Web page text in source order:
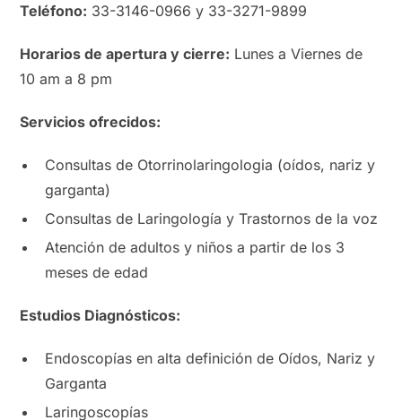
Teléfono: 33-3146-0966 y 33-3271-9899
Horarios de apertura y cierre: Lunes a Viernes de
10 am a 8 pm
Servicios ofrecidos:
Consultas de Otorrinolaringologia (oídos, nariz y
garganta)
Consultas de Laringología y Trastornos de la voz
Atención de adultos y niños a partir de los 3
meses de edad
Estudios Diagnósticos:
Endoscopías en alta definición de Oídos, Nariz y
Garganta
Laringoscopías